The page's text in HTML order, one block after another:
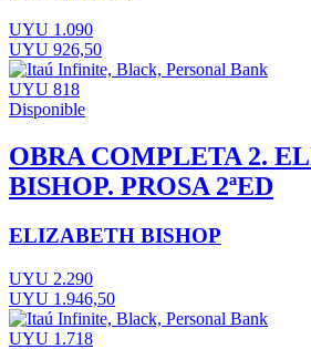
UYU 1.090
UYU 926,50
UYU 818
Disponible
OBRA COMPLETA 2.
BISHOP. PROSA 2ªED
ELIZABETH BISHOP
UYU 2.290
UYU 1.946,50
UYU 1.718